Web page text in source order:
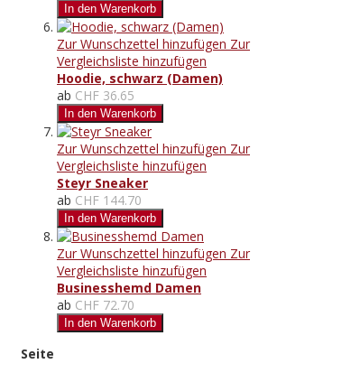
In den Warenkorb
Zur Wunschzettel hinzufügen Zur
Vergleichsliste hinzufügen
Hoodie, schwarz (Damen)
ab CHF 36.65
In den Warenkorb
Zur Wunschzettel hinzufügen Zur
Vergleichsliste hinzufügen
Steyr Sneaker
ab CHF 144.70
In den Warenkorb
Zur Wunschzettel hinzufügen Zur
Vergleichsliste hinzufügen
Businesshemd Damen
ab CHF 72.70
In den Warenkorb
Seite